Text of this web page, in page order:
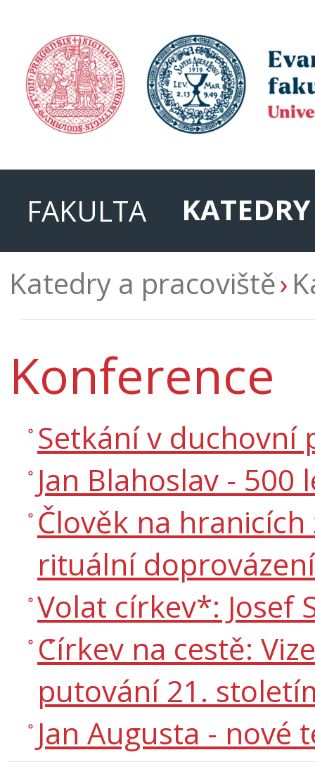
FAKULTA
Katedry a pracoviště
Konference
Setkání v duchovní
Jan Blahoslav -
Člověk na
rituální
Volat církev*: Josef
Církev na cestě:
putování 21.
Jan Augusta - nové